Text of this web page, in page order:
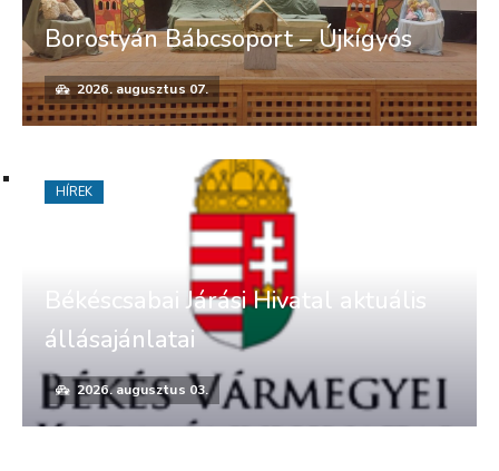
Borostyán Bábcsoport – Újkígyós
2026. augusztus 07.
Békéscsabai Járási Hivatal aktuális
állásajánlatai
2026. augusztus 03.
HÍREK